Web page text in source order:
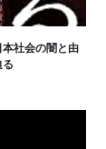
社会の闇と由